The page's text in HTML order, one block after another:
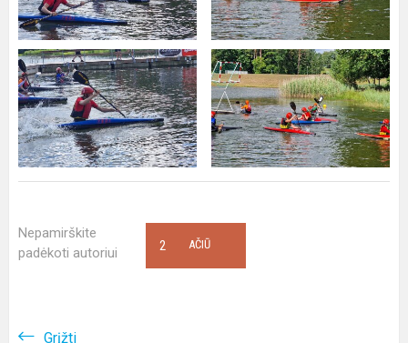
Nepamirškite
padėkoti autoriui
AČIŪ
2
Grįžti